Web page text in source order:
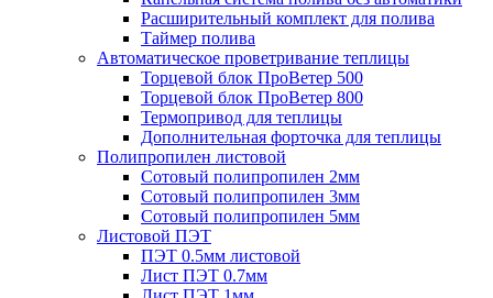
Расширительный комплект для полива
Таймер полива
Автоматическое проветривание теплицы
Торцевой блок ПроВетер 500
Торцевой блок ПроВетер 800
Термопривод для теплицы
Дополнительная форточка для теплицы
Полипропилен листовой
Сотовый полипропилен 2мм
Сотовый полипропилен 3мм
Сотовый полипропилен 5мм
Листовой ПЭТ
ПЭТ 0.5мм листовой
Лист ПЭТ 0.7мм